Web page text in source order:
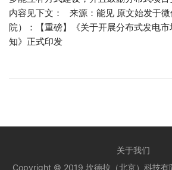
内容见下文： 来源：能见 原文始发于
院）：【重磅】《关于开展分布式发电
知》正式印发
关于我们
Copyright © 2019 坎德拉（北京）科技有